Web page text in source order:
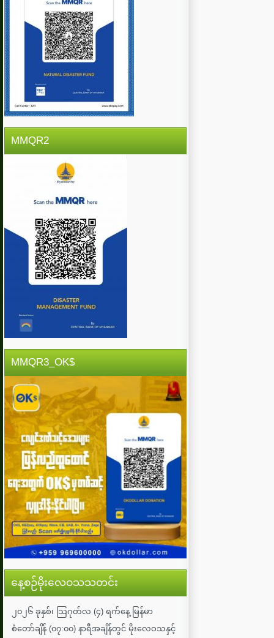
MMQR2
MMQR3_OK$
နေ့စဉ်မိုးလေဝသသတင်း
၂၀၂၆ ခုနှစ်၊ သြဂုတ်လ (၄) ရက်နေ့ မြန်မာ
စံတော်ချိန် (၀၇:၀၀) နာရီအချိန်တွင် မိုးလေဝသနှင့်